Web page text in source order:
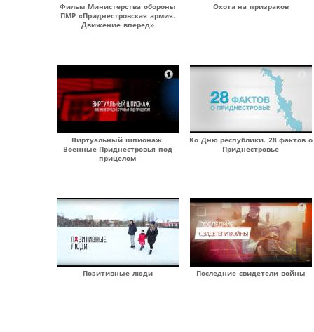
Фильм Министерства обороны
ПМР «Приднестровская армия.
Движение вперед»
Охота на призраков
Виртуальный шпионаж.
Военные Приднестровья под
прицелом
Ко Дню республики. 28 фактов о
Приднестровье
Позитивные люди Последние свидетели войны